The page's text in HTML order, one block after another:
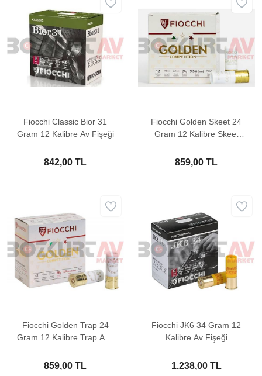
Fiocchi Classic Bior 31
Gram 12 Kalibre Av Fişeği
842,00 TL
Fiocchi Golden Skeet 24
Gram 12 Kalibre Skeet
859,00 TL
Fiocchi Golden Trap 24
Gram 12 Kalibre Trap Atış
859,00 TL
Fiocchi JK6 34 Gram 12
Kalibre Av Fişeği
1.238,00 TL